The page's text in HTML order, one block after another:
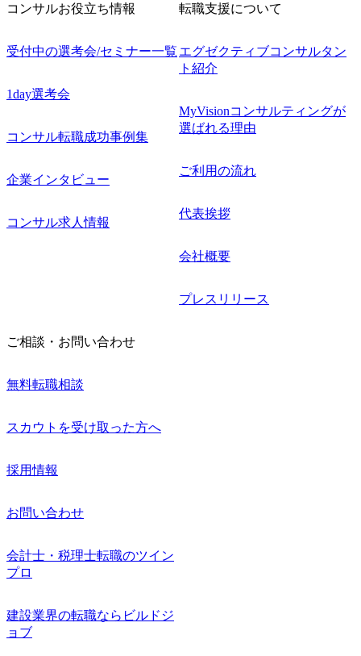
コンサルお役立ち情報
受付中の選考会/セミナー一覧
1day選考会
コンサル転職成功事例集
企業インタビュー
コンサル求人情報
転職支援について
エグゼクティブコンサルタン
ト紹介
MyVisionコンサルティングが
選ばれる理由
ご利用の流れ
代表挨拶
会社概要
プレスリリース
ご相談・お問い合わせ
無料転職相談
スカウトを受け取った方へ
採用情報
お問い合わせ
会計士・税理士転職のツイン
プロ
建設業界の転職ならビルドジ
ョブ